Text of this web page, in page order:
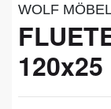
WOLF
120x25